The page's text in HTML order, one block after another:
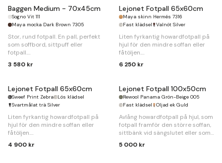
Baggen Medium - 70x45cm
Sogno Vit 111
Maya mocka Dark Brown 7305
Stor, rund fotpall. En pall, perfekt
som soffbord, sittpuff eller
fotpall.
Ø 70 xH
3 580 kr
Lejonet Fotpall 65x60cm
Maya skinn Hermés 7316
Fast klädsel
Valnöt Silver
Liten fyrkantig howardfotpall på
hjul för den mindre soffan eller
fåtöljen.
B 65 xD
6 250 kr
Lejonet Fotpall 65x60cm
Sweef Print Zebra
Lös klädsel
Svartmålat trä Silver
Liten fyrkantig howardfotpall på
hjul för den mindre soffan eller
fåtöljen.
B 65 x D60 x
4 900 kr
Lejonet Fotpall 100x50cm
Rewool Panama Grön-Beige 005
Fast klädsel
Oljad ek Guld
Avlång howardfotpall på hjul, som
fotpall framför den större soffan,
sittbänk vid sängslutet eller som
5 000 kr